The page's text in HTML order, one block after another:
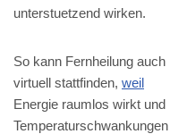
unterstuetzend wirken.
So kann Fernheilung auch
virtuell stattfinden, weil
Energie raumlos wirkt und
Temperaturschwankungen